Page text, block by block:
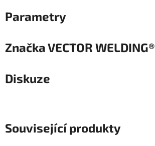
Parametry
ZnačkaVECTOR WELDING®
Diskuze
Související produkty